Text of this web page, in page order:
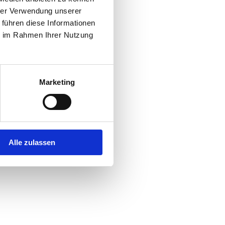
Verwendung unserer
diese Informationen
Rahmen Ihrer Nutzung
Marketing
Alle zulassen
consolefor more information).